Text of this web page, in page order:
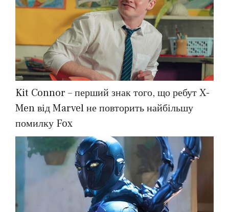
Kit Connor – перший знак того, що ребут X-
Men від Marvel не повторить найбільшу
помилку Fox